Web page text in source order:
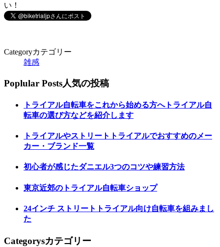
い！
Categoryカテゴリー
雑感
Poplular Posts人気の投稿
トライアル自転車をこれから始める方へトライアル自
転車の選び方などを紹介します
トライアルやストリートトライアルでおすすめのメー
カー・ブランド一覧
初心者が感じたダニエル3つのコツや練習方法
東京近郊のトライアル自転車ショップ
24インチ ストリートトライアル向け自転車を組みまし
た
Categorysカテゴリー